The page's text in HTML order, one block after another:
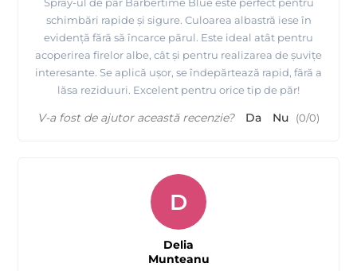
schimbări rapide și sigure. Culoarea albastră iese în
evidență fără să încarce părul. Este ideal atât pentru
acoperirea firelor albe, cât și pentru realizarea de șuvițe
interesante. Se aplică ușor, se îndepărtează rapid, fără a
lăsa reziduuri. Excelent pentru orice tip de păr!
V-a fost de ajutor această recenzie? Da Nu (0/0)
D
Delia
Munteanu